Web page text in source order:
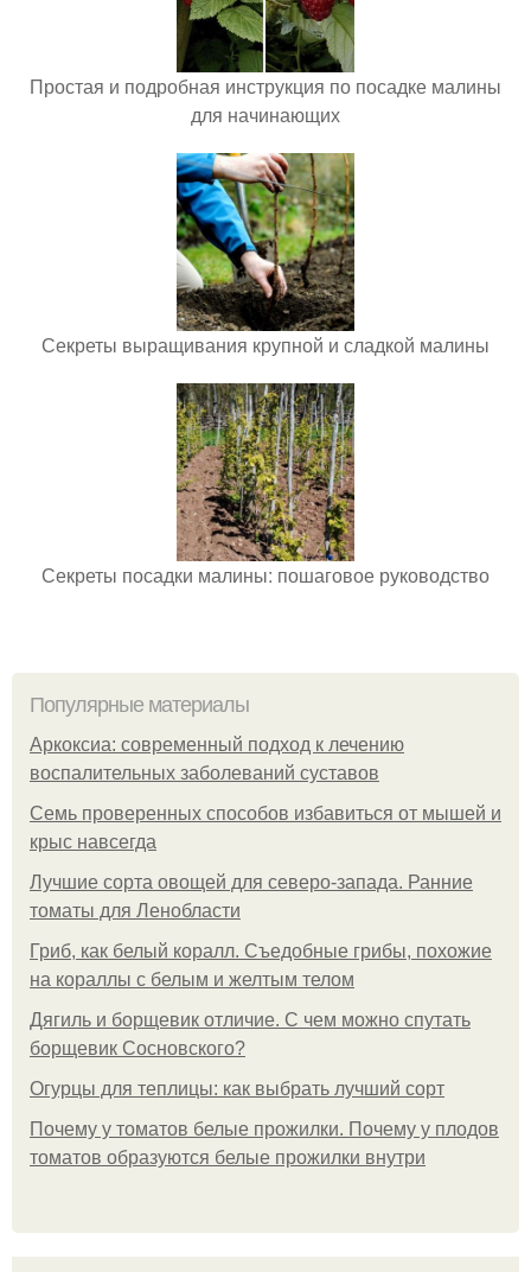
Простая и подробная инструкция по посадке малины
для начинающих
Секреты выращивания крупной и сладкой малины
Секреты посадки малины: пошаговое руководство
Популярные материалы
Аркоксиа: современный подход к лечению
воспалительных заболеваний суставов
Семь проверенных способов избавиться от мышей и
крыс навсегда
Лучшие сорта овощей для северо-запада. Ранние
томаты для Ленобласти
Гриб, как белый коралл. Съедобные грибы, похожие
на кораллы с белым и желтым телом
Дягиль и борщевик отличие. С чем можно спутать
борщевик Сосновского?
Огурцы для теплицы: как выбрать лучший сорт
Почему у томатов белые прожилки. Почему у плодов
томатов образуются белые прожилки внутри